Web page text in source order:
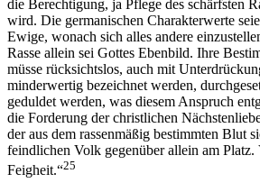
die Berechtigung, ja Pflege des schärfsten
wird. Die germanischen Charakterwerte
Ewige, wonach sich alles andere
Rasse allein sei Gottes Ebenbild. Ihre
müsse rücksichtslos, auch mit
minderwertig bezeichnet werden,
geduldet werden, was diesem Anspruch
die Forderung der christlichen
der aus dem rassenmäßig bestimmten Blut
feindlichen Volk gegenüber allein am Platz.
Feigheit.“25